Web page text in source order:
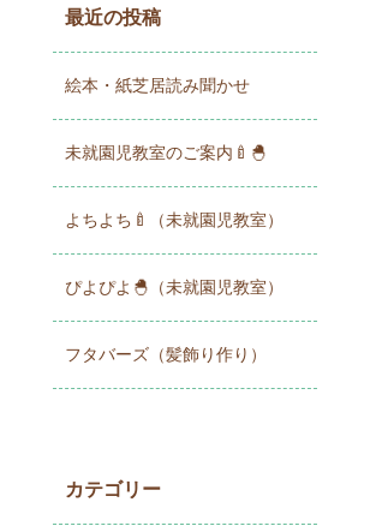
最近の投稿
絵本・紙芝居読み聞かせ
未就園児教室のご案内🍼🐣
よちよち🍼（未就園児教室）
ぴよぴよ🐣（未就園児教室）
フタバーズ（髪飾り作り）
カテゴリー